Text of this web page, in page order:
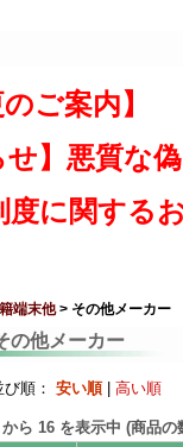
ご案内】
せ】悪質な
度に関する
端末他> その他メーカー
の他メーカー
び順： 安い順| 高い順
から 16 を表示中 (商品